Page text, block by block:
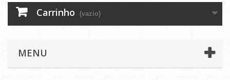
Carrinho (vazio)
MENU